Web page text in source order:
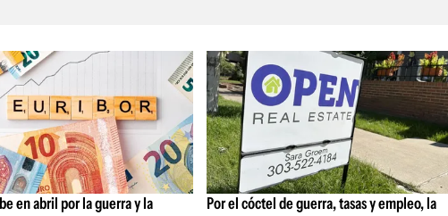
Unidos
en abril por la guerra y la
Por el cóctel de guerra, tasas y empleo, la